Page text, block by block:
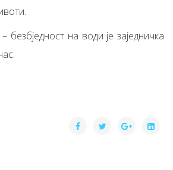
безбједност на води је заједничка